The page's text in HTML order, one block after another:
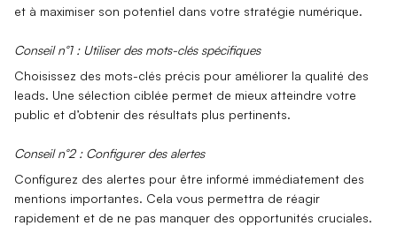
et à maximiser son potentiel dans votre stratégie numérique.
Conseil n°1 : Utiliser des mots-clés spécifiques
Choisissez des mots-clés précis pour améliorer la qualité des
leads. Une sélection ciblée permet de mieux atteindre votre
public et d’obtenir des résultats plus pertinents.
Conseil n°2 : Configurer des alertes
Configurez des alertes pour être informé immédiatement des
mentions importantes. Cela vous permettra de réagir
rapidement et de ne pas manquer des opportunités cruciales.